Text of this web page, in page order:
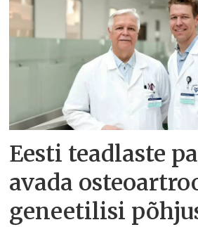
Eesti teadlaste
avada
geneetilisi